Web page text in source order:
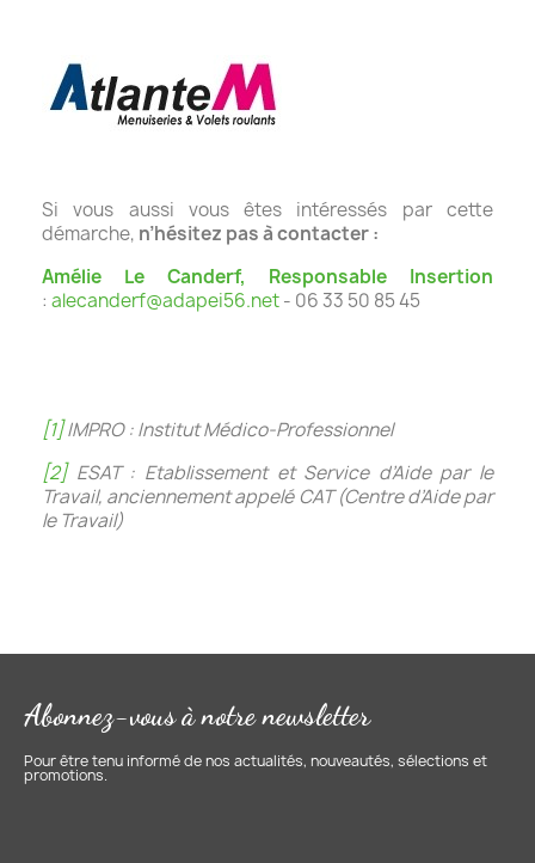
Si vous aussi vous êtes intéressés par cette
démarche, n’hésitez pas à contacter :
Amélie Le Canderf, Responsable Insertion
: alecanderf@adapei56.net- 06 33 50 85 45
[1]IMPRO : Institut Médico-Professionnel
[2]ESAT : Etablissement et Service d’Aide par le
Travail, anciennement appelé CAT (Centre d’Aide par
le Travail)
Abonnez-vous à notre newsletter
Pour être tenu informé de nos actualités, nouveautés, sélections et
promotions.